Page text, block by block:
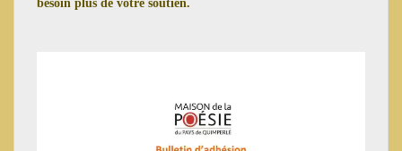
besoin plus de votre soutien.